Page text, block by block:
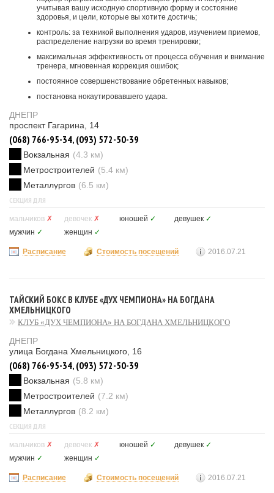
учитывая вашу исходную спортивную форму и состояние
здоровья, и цели, которые вы хотите достичь;
контроль: за техникой выполнения ударов, изучением приемов,
распределение нагрузки во время тренировки;
максимальная эффективность от процесса обучения и внимание
тренера, мгновенная коррекция ошибок;
постоянное совершенствование обретенных навыков;
постановка нокаутировавшего удара.
ДНЕПР
проспект Гагарина, 14
(068) 766-95-34, (093) 572-50-39
Вокзальная (4.3 км)
Метростроителей (5.4 км)
Металлургов (6.5 км)
СЕКЦИЯ ДЛЯ
мальчиков ✗ девочек ✗ юношей ✓ девушек ✓
мужчин ✓ женщин ✓
Расписание Стоимость посещений 2016.07.21
ТАЙСКИЙ БОКС В КЛУБЕ «ДУХ ЧЕМПИОНА» НА БОГДАНА
ХМЕЛЬНИЦКОГО
КЛУБ «ДУХ ЧЕМПИОНА» НА БОГДАНА ХМЕЛЬНИЦКОГО
ДНЕПР
улица Богдана Хмельницкого, 16
(068) 766-95-34, (093) 572-50-39
Вокзальная (5.8 км)
Метростроителей (7.2 км)
Металлургов (8.2 км)
СЕКЦИЯ ДЛЯ
мальчиков ✗ девочек ✗ юношей ✓ девушек ✓
мужчин ✓ женщин ✓
Расписание Стоимость посещений 2016.07.21